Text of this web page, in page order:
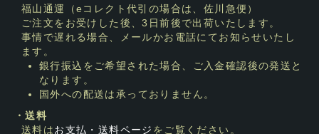
福山通運（eコレクト代引の場合は、佐川急便）
ご注文をお受けした後、3日前後で出荷いたします。
事情で遅れる場合、メールかお電話にてお知らせいたし
ます。
銀行振込をご希望された場合、ご入金確認後の発送と
なります。
国外への配送は承っておりません。
・送料
送料はお支払・送料ページ をご覧ください。